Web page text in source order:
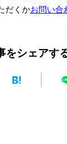
だくかお問い合
をシェアす